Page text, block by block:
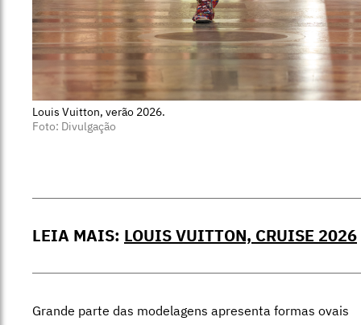
Louis Vuitton, verão 2026.
Foto: Divulgação
LEIA MAIS: LOUIS VUITTON, CRUISE 2026
Grande parte das modelagens apresenta formas ovais